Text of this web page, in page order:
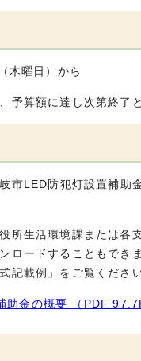
木曜日）から
予算額に達し次第終了
市LED防犯灯設置補助
所生活環境課または各
ロードすることもでき
記載例」をご覧ください
助金の概要 （PDF